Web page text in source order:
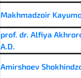
Makhmadzoir
prof. dr. Alfiya
A.D.
Amirshoev